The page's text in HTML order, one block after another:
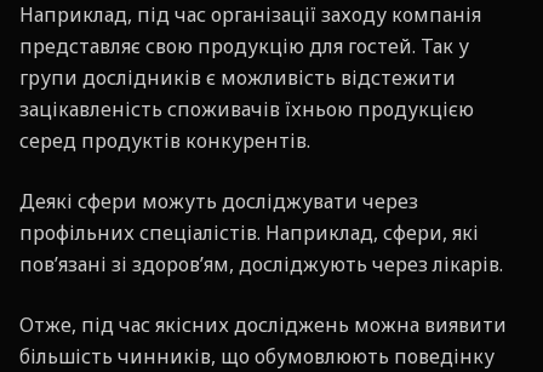
Наприклад, під час організації заходу компанія
представляє свою продукцію для гостей. Так у
групи дослідників є можливість відстежити
зацікавленість споживачів їхньою продукцією
серед продуктів конкурентів.
Деякі сфери можуть досліджувати через
профільних спеціалістів. Наприклад, сфери, які
пов’язані зі здоров’ям, досліджують через лікарів.
Отже, під час якісних досліджень можна виявити
більшість чинників, що обумовлюють поведінку